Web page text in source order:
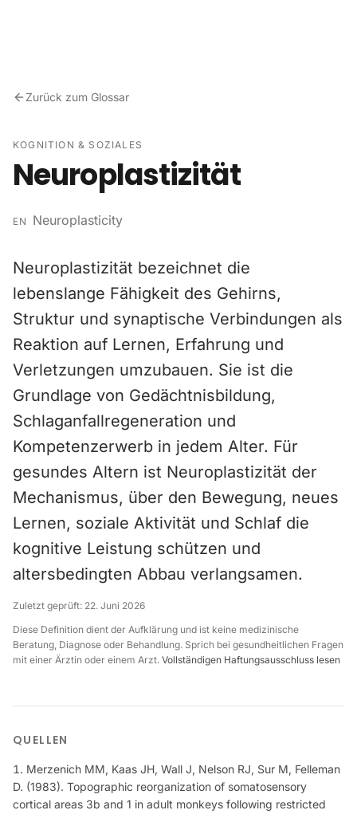
Zurück zum Glossar
KOGNITION & SOZIALES
Neuroplastizität
EN Neuroplasticity
Neuroplastizität bezeichnet die
lebenslange Fähigkeit des Gehirns,
Struktur und synaptische Verbindungen als
Reaktion auf Lernen, Erfahrung und
Verletzungen umzubauen. Sie ist die
Grundlage von Gedächtnisbildung,
Schlaganfallregeneration und
Kompetenzerwerb in jedem Alter. Für
gesundes Altern ist Neuroplastizität der
Mechanismus, über den Bewegung, neues
Lernen, soziale Aktivität und Schlaf die
kognitive Leistung schützen und
altersbedingten Abbau verlangsamen.
Zuletzt geprüft: 22. Juni 2026
Diese Definition dient der Aufklärung und ist keine medizinische
Beratung, Diagnose oder Behandlung. Sprich bei gesundheitlichen Fragen
mit einer Ärztin oder einem Arzt. Vollständigen Haftungsausschluss lesen
QUELLEN
Merzenich MM, Kaas JH, Wall J, Nelson RJ, Sur M, Felleman
D. (1983). Topographic reorganization of somatosensory
cortical areas 3b and 1 in adult monkeys following restricted